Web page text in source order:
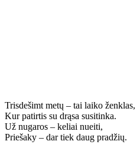
Trisdešimt metų – tai laiko ženklas,
Kur patirtis su drąsa susitinka.
Už nugaros – keliai nueiti,
Priešaky – dar tiek daug pradžių.